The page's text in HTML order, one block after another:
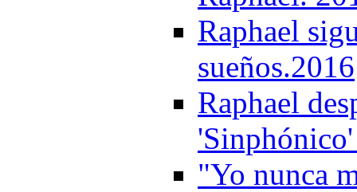
Raphael
sueños.2016
Raphael
"Yo nunca